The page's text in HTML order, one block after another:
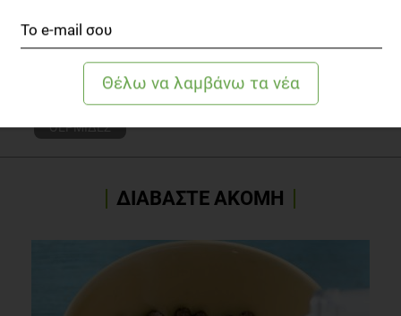
ΛΕΞΙΚΟ
ΘΕΡΜΙΔΕΣ
ΔΙΑΒΑΣΤΕ ΑΚΟΜΗ